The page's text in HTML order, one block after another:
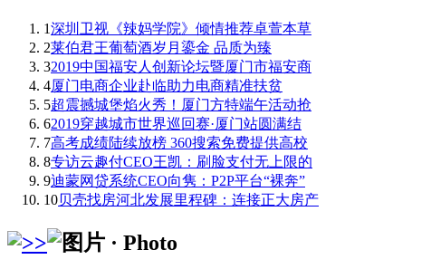
1深圳卫视《辣妈学院》倾情推荐卓萱本草
2莱伯君王葡萄酒岁月鎏金 品质为臻
32019中国福安人创新论坛暨厦门市福安商
4厦门电商企业赴临助力电商精准扶贫
5超震撼城堡焰火秀！厦门方特端午活动抢
62019穿越城市世界巡回赛·厦门站圆满结
7高考成绩陆续放榜 360搜索免费提供高校
8专访云趣付CEO王凯：刷脸支付无上限的
9迪蒙网贷系统CEO向隽：P2P平台“裸奔”
10贝壳找房河北发展里程碑：连接正大房产